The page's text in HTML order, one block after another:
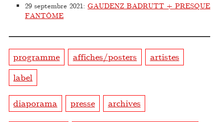
29 septembre 2021:GAUDENZ BADRUTT + PRESQUE
FANTÔME
programme affiches/posters
artistes
label
diaporama presse archives